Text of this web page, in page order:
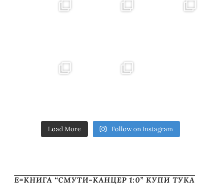
Load More Follow on Instagram
Е=КНИГА “СМУТИ-КАНЦЕР 1:0” КУПИ ТУКА